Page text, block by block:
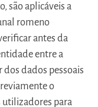
são aplicáveis a
romeno
antes da
entre a
dos dados pessoais
o
utilizadores para